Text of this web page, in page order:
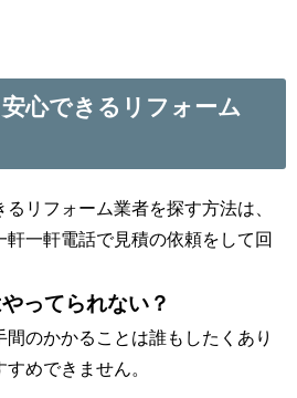
心できるリフォーム
リフォーム業者を探す方法は、
軒一軒電話で見積の依頼をして回
ってられない？
のかかることは誰もしたくあり
めできません。